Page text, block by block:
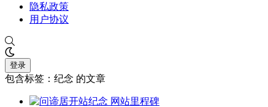
隐私政策
用户协议
登录
包含标签：纪念 的文章
网站里程碑